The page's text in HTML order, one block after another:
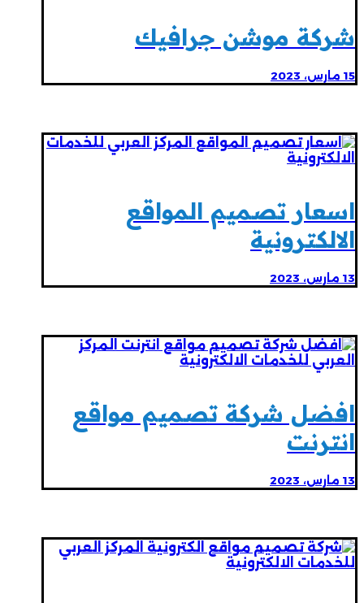
شركة موشن جرافيك
15 مارس، 2023
اسعار تصميم المواقع
الالكترونية
13 مارس، 2023
افضل شركة تصميم مواقع
انترنت
13 مارس، 2023